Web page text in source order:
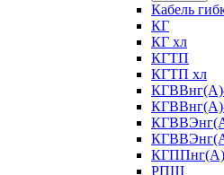
Кабель
КГ
КГ хл
КГТП
КГТП хл
РПШ